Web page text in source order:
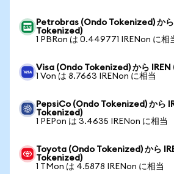
Petrobras (Ondo Tokenized) か
Tokenized)
1 PBRon は 0.449771 IRENon に相
Visa (Ondo Tokenized) から
1 Von は 8.7663 IRENon に相当
PepsiCo (Ondo Tokenized) から
Tokenized)
1 PEPon は 3.4635 IRENon に相当
Toyota (Ondo Tokenized) から
Tokenized)
1 TMon は 4.5878 IRENon に相当